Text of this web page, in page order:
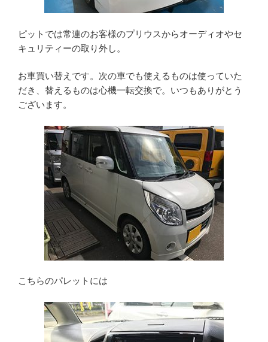
ピットでは常連のお客様のプリウスからオーディオやセ
キュリティーの取り外し。
お車買い替えです。次の車でも使えるものは使っていた
だき、替えるものは心機一転交換で。いつもありがとう
ございます。
こちらのパレットには